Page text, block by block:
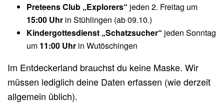
Preteens Club „Explorers“ jeden 2. Freitag um
15:00 Uhr in Stühlingen (ab 09.10.)
Kindergottesdienst „Schatzsucher“ jeden Sonntag
um 11:00 Uhr in Wutöschingen
Im Entdeckerland brauchst du keine Maske. Wir
müssen lediglich deine Daten erfassen (wie derzeit
allgemein üblich).